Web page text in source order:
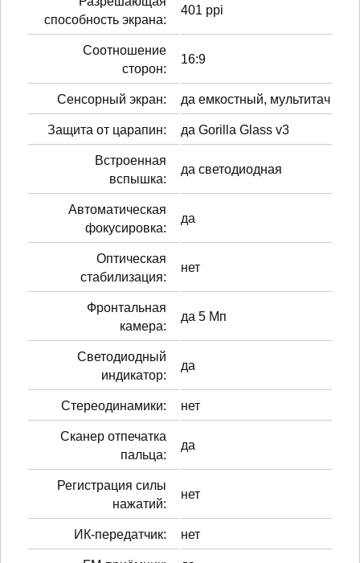
способность экрана:
401 ppi
Соотношение
сторон:
16:9
Сенсорный экран: да емкостный, мультитач
Защита от царапин: да Gorilla Glass v3
Встроенная
вспышка:
да светодиодная
Автоматическая
фокусировка:
да
Оптическая
стабилизация:
нет
Фронтальная
камера:
да 5 Мп
Светодиодный
индикатор:
да
Стереодинамики: нет
Сканер отпечатка
пальца:
да
Регистрация силы
нажатий:
нет
ИК-передатчик: нет